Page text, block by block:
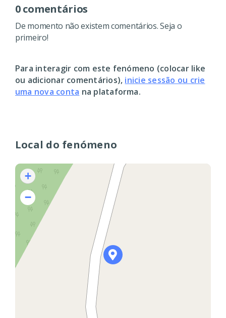
Local do fenómeno
+
−
0 comentários
De momento não existem comentários. Seja o
primeiro!
Para interagir com este fenómeno (colocar like
ou adicionar comentários), inicie sessão ou crie
uma nova conta na plataforma.